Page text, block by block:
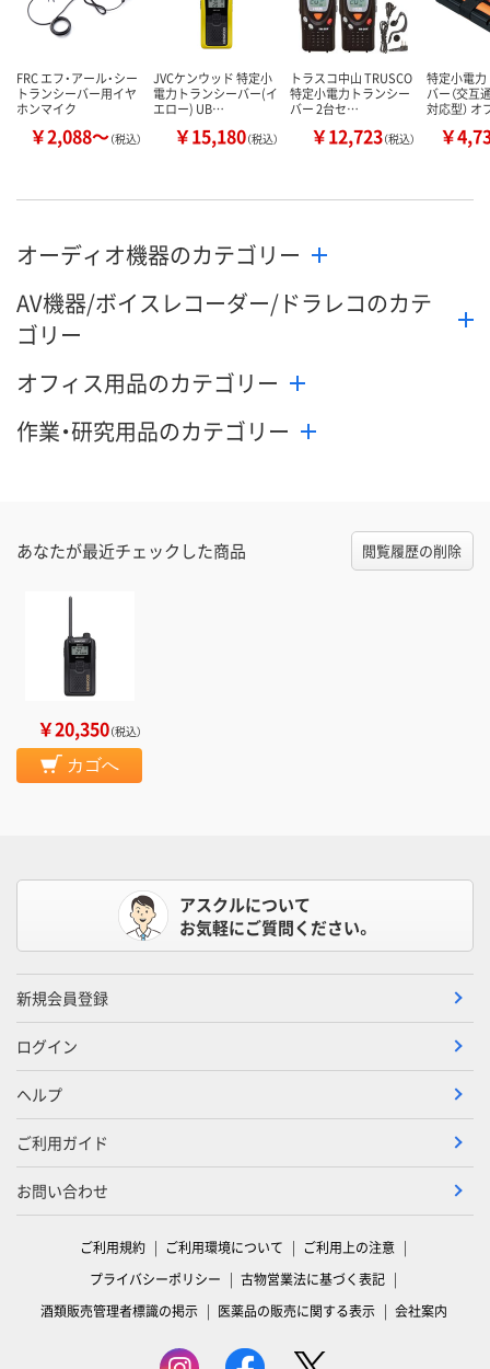
FRC エフ・アール・シー
トランシーバー用イヤ
ホンマイク
￥2,088～（税込）
JVCケンウッド 特定小
電力トランシーバー(イ
エロー) UB…
￥15,180（税込）
トラスコ中山 TRUSCO
特定小電力トランシー
バー 2台セ…
￥12,723（税込）
特定小電
バー（交互
対応型）
￥
オーディオ機器のカテゴリー
AV機器/ボイスレコーダー/ドラレコのカテ
ゴリー
オフィス用品のカテゴリー
作業・研究用品のカテゴリー
あなたが最近チェックした商品 閲覧履歴の削除
￥20,350（税込）
カゴへ
アスクルについて
お気軽にご質問ください。
新規会員登録
ログイン
ヘルプ
ご利用ガイド
お問い合わせ
ご利用規約 ご利用環境について
ご利用上の注意
プライバシーポリシー
古物営業法に基づく表記
酒類販売管理者標識の掲示
医薬品の販売に関する表示 会社案内